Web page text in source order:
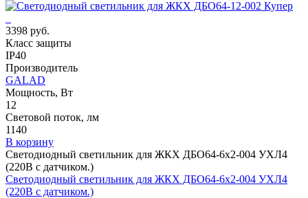
3398 руб.
Класс защиты
IP40
Производитель
GALAD
Мощность, Вт
12
Световой поток, лм
1140
В корзину
Светодиодный светильник для ЖКХ ДБО64-6х2-004 УХЛ4
(220В с датчиком.)
Светодиодный светильник для ЖКХ ДБО64-6х2-004 УХЛ4
(220В с датчиком.)